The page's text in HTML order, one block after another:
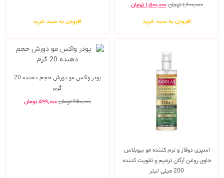
۱,۶۰۰,۰۰۰تومان۱,۵۰۰,۰۰۰ تومان
افزودن به سبد خرید افزودن به سبد خرید
اسپری دوفاز و نرم کننده مو بیوبلاس
حاوی روغن آرگان ترمیم و تقویت کننده
200 میلی لیتر
پودر واکس مو دورش حجم دهنده 20
گرم
۶۵۰,۰۰۰تومان۵۹۹,۰۰۰ تومان